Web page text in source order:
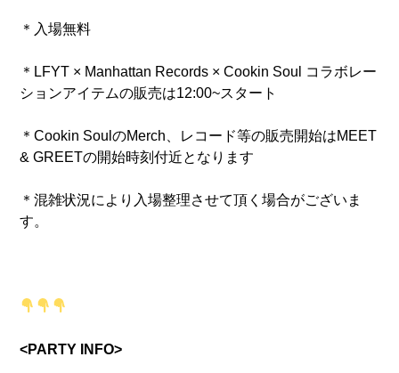
＊入場無料
＊ LFYT × Manhattan Records × Cookin Soul
コラボレー
ションアイテムの販売は12:00~スタート
＊Cookin SoulのMerch、レコード等の販売開始はMEET
& GREETの開始時刻付近となります
＊混雑状況により入場整理させて頂く場合がございま
す。
<PARTY INFO>